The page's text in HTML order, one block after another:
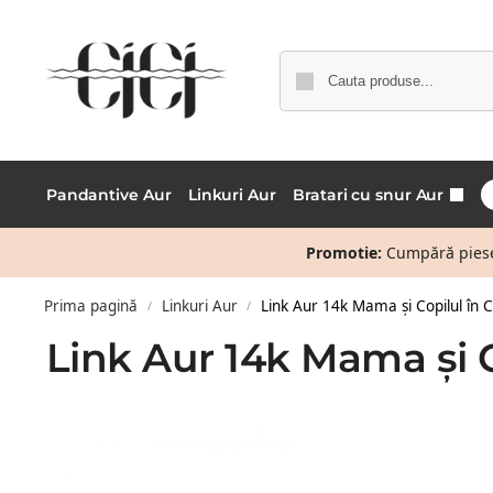
Pandantive Aur Linkuri Aur Bratari cu snur Aur
Promotie: Cumpără
Prima pagină / Linkuri Aur / Link Aur 14k Mama și Copilul în
Link Aur 14k Mama și